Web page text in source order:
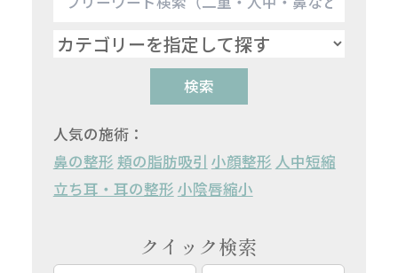
検索
人気の施術：
鼻の整形 頬の脂肪吸引 小顔整形 人中短縮
立ち耳・耳の整形 小陰唇縮小
クイック検索